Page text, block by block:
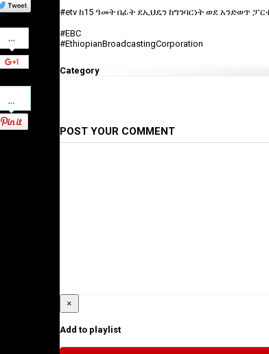
Share
on
Google+
Pinterest
#etv ከ15 ዓመት በፊት ደኢህዴን ከግንባርነት ወደ አንድወጥ
#EBC
#EthiopianBroadcastingCorporation
Category
POST YOUR COMMENT
×
Add to playlist